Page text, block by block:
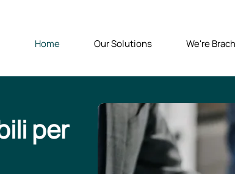
Home Our Solutions We're
per